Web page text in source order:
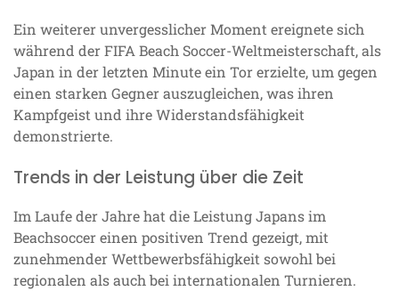
Ein weiterer unvergesslicher Moment ereignete sich
während der FIFA Beach Soccer-Weltmeisterschaft, als
Japan in der letzten Minute ein Tor erzielte, um gegen
einen starken Gegner auszugleichen, was ihren
Kampfgeist und ihre Widerstandsfähigkeit
demonstrierte.
Trends in der Leistung über die Zeit
Im Laufe der Jahre hat die Leistung Japans im
Beachsoccer einen positiven Trend gezeigt, mit
zunehmender Wettbewerbsfähigkeit sowohl bei
regionalen als auch bei internationalen Turnieren.